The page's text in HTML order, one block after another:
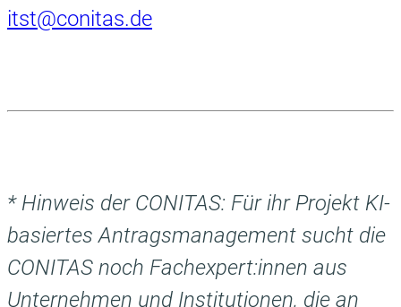
itst@conitas.de
* Hinweis der CONITAS: Für ihr Projekt KI-
basiertes Antragsmanagement sucht die
CONITAS noch Fachexpert:innen aus
Unternehmen und Institutionen, die an